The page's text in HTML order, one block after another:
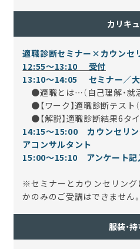
カリキ
適職診断セミナー×カウンセ
12:55～13:10 受付
13:10～14:05 セミナー／大
●適職とは…（自己理解・就
●【ワーク】適職診断テスト
●【解説】適職診断結果6タ
14:15～15:00 カウンセリン
アコンサルタント
15:00～15:10 アンケート記
※セミナーとカウンセリング
かのみのご受講はできません。
服装・